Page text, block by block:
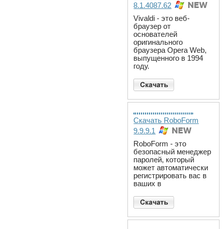
8.1.4087.62
Vivaldi - это веб-
браузер от
основателей
оригинального
браузера Opera Web,
выпущенного в 1994
году.
Скачать RoboForm
9.9.9.1
RoboForm - это
безопасный менеджер
паролей, который
может автоматически
регистрировать вас в
ваших в